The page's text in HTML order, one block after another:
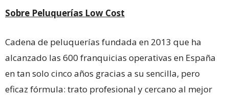
Sobre Peluquerías Low Cost
Cadena de peluquerías fundada en 2013 que ha
alcanzado las 600 franquicias operativas en España
en tan solo cinco años gracias a su sencilla, pero
eficaz fórmula: trato profesional y cercano al mejor